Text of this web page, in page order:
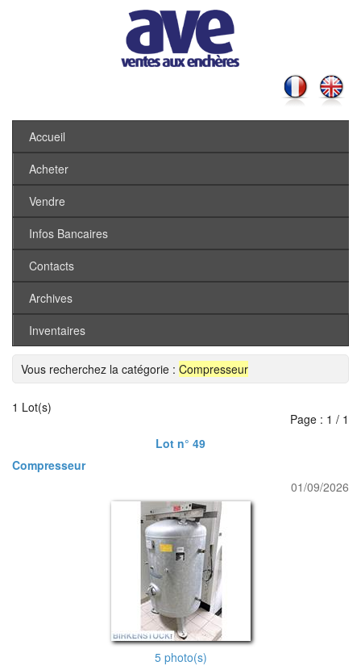
Accueil
Acheter
Vendre
Infos Bancaires
Contacts
Archives
Inventaires
Vous recherchez la catégorie : Compresseur
1 Lot(s)
Page : 1 / 1
Lot n° 49
Compresseur
01/09/2026
5 photo(s)